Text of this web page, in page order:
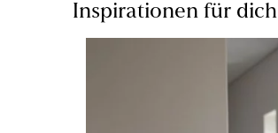
Inspirationen für dich